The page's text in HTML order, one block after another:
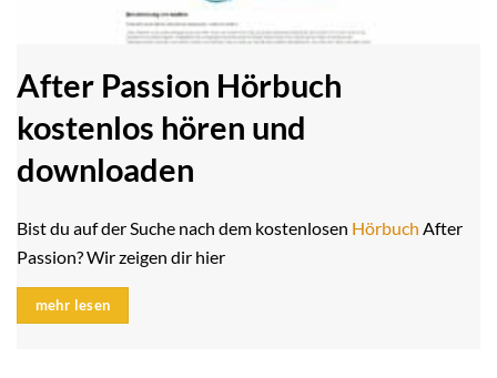
After Passion Hörbuch
kostenlos hören und
downloaden
Bist du auf der Suche nach dem kostenlosen Hörbuch After
Passion? Wir zeigen dir hier
mehr lesen